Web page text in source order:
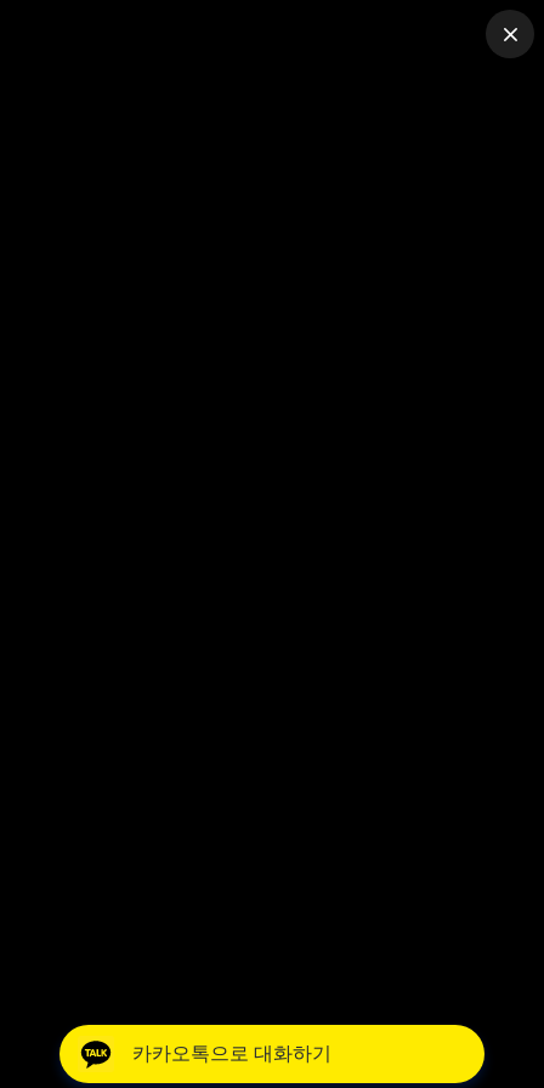
카카오톡으로 대화하기